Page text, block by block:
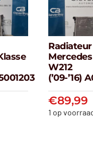
A-
(’09-
€
Radiateur
W212
(’09-’16)
€89,99
1 op